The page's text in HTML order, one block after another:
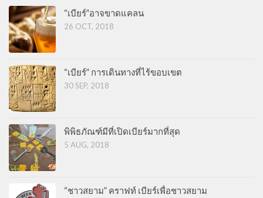
“เบียร์”อาจขาดแคลน
26 OCT, 2018
“เบียร์” การเดินทางที่ไร้ขอบเขต
30 SEP, 2018
พิพิธภัณฑ์มีที่เปิดเบียร์มากที่สุด
5 AUG, 2018
“ชาวสยาม” คราฟท์ เบียร์เพื่อชาวสยาม